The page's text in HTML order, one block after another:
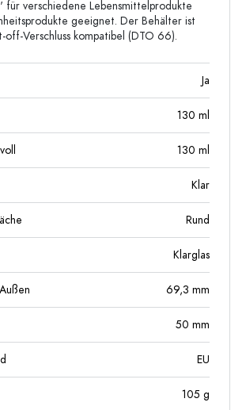
für verschiedene Lebensmittelprodukte
geeignet. Der Behälter ist
Verschluss kompatibel (DTO 66).
Ja
130 ml
130 ml
Klar
Rund
Klarglas
69,3 mm
50 mm
EU
105 g